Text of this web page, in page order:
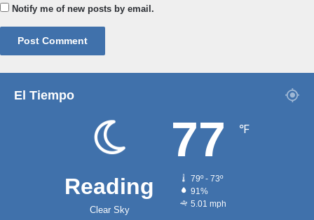
Notify me of new posts by email.
El Tiempo
Reading
Clear Sky
77 ℉
79º - 73º
91%
5.01 mph